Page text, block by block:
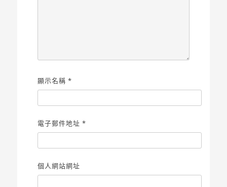
顯示名稱*
電子郵件地址*
個人網站網址